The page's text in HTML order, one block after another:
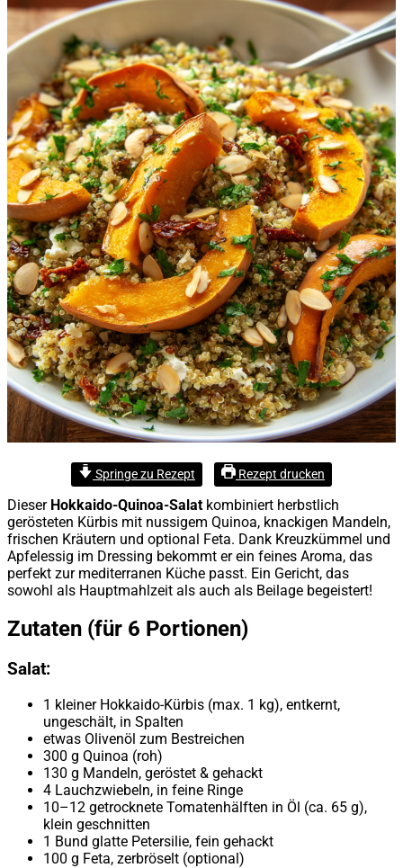
Springe zu Rezept Rezept drucken
Dieser Hokkaido-Quinoa-Salat kombiniert herbstlich
gerösteten Kürbis mit nussigem Quinoa, knackigen Mandeln,
frischen Kräutern und optional Feta. Dank Kreuzkümmel und
Apfelessig im Dressing bekommt er ein feines Aroma, das
perfekt zur mediterranen Küche passt. Ein Gericht, das
sowohl als Hauptmahlzeit als auch als Beilage begeistert!
Zutaten (für 6 Portionen)
Salat:
1 kleiner Hokkaido-Kürbis (max. 1 kg), entkernt,
ungeschält, in Spalten
etwas Olivenöl zum Bestreichen
300 g Quinoa (roh)
130 g Mandeln, geröstet & gehackt
4 Lauchzwiebeln, in feine Ringe
10–12 getrocknete Tomatenhälften in Öl (ca. 65 g),
klein geschnitten
1 Bund glatte Petersilie, fein gehackt
100 g Feta, zerbröselt (optional)